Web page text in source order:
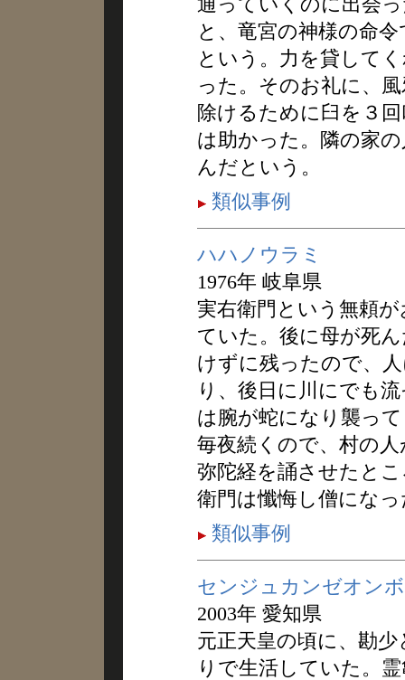
と、竜宮の神様の命
という。力を貸して
った。そのお礼に、
除けるために臼を３
は助かった。隣の家
んだという。
類似事例
ハハノウラミ
1976年 岐阜県
実右衛門という無頼
ていた。後に母が死
けずに残ったので、
り、後日に川にでも
は腕が蛇になり襲っ
毎夜続くので、村の
弥陀経を誦させたと
衛門は懺悔し僧にな
類似事例
センジュカンゼオン
2003年 愛知県
元正天皇の頃に、勘
りで生活していた。